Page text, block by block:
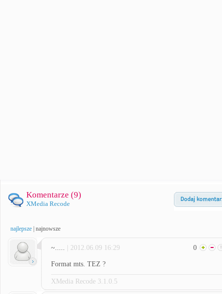
Komentarze (9)
XMedia Recode
najlepsze najnowsze
~..... | 2012.06.09 16:29 0
Format mts. TEZ ?
XMedia Recode 3.1.0.5